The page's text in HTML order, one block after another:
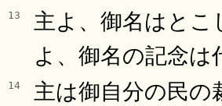
13
主よ、御名はとこ
よ、御名の記念は
14
主は御自分の民の